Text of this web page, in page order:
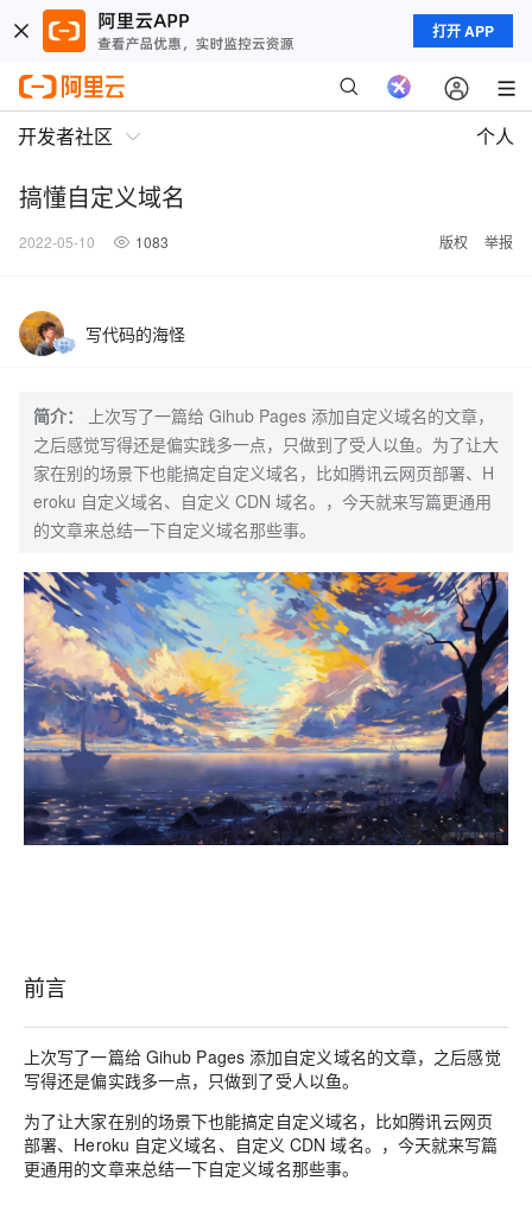
打开 APP
开发者社区 个人
搞懂自定义域名
2022-05-10 1083 版权 举报
写代码的海怪
简介：
上次写了一篇给 Gihub Pages 添加自定义域名的文章，
之后感觉写得还是偏实践多一点，只做到了受人以鱼。为了让大
家在别的场景下也能搞定自定义域名，比如腾讯云网页部署、H
eroku 自定义域名、自定义 CDN 域名。，今天就来写篇更通用
的文章来总结一下自定义域名那些事。
前言
上次写了一篇给 Gihub Pages 添加自定义域名的文章，之后感觉
写得还是偏实践多一点，只做到了受人以鱼。
为了让大家在别的场景下也能搞定自定义域名，比如腾讯云网页
部署、Heroku 自定义域名、自定义 CDN 域名。，今天就来写篇
更通用的文章来总结一下自定义域名那些事。